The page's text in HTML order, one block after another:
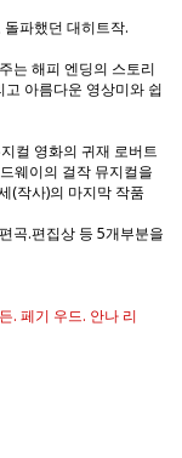
파했던 대히트작.
는 해피 엔딩의 스토리
아름다운 영상미와 쉽
컬 영화의 귀재 로버트
웨이의 걸작 뮤지컬을
(작사)의 마지막 작품
곡.편집상 등 5개부분을
. 페기 우드. 안나 리